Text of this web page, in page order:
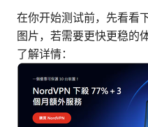
在你开始测试前，先看看
图片，若需要更快更稳的
了解详情：